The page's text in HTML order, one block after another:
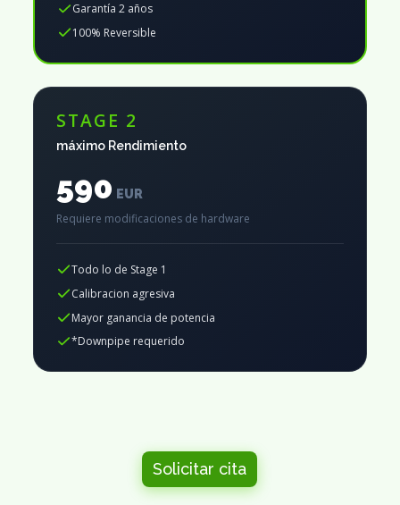
Garantía 2 años
100% Reversible
STAGE 2
máximo Rendimiento
590 EUR
Requiere modificaciones de hardware
Todo lo de Stage 1
Calibracion agresiva
Mayor ganancia de potencia
*Downpipe requerido
Solicitar cita